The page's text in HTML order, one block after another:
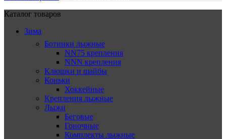
Каталог товаров
Зима
Ботинки лыжные
NN75 крепления
NNN крепления
Клюшки и шайбы
Коньки
Хоккейные
Крепления лыжные
Лыжи
Беговые
Гоночные
Комплекты лыжные